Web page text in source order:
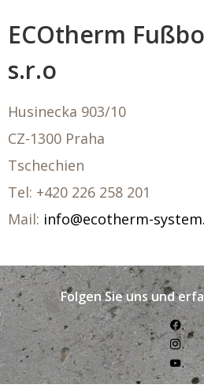
ECOtherm
s.r.o
Husinecka 903/10
CZ-1300 Praha
Tschechien
Tel: +420 226 258 201
Mail: info@ecotherm-
Folgen Sie uns und
.
.
.